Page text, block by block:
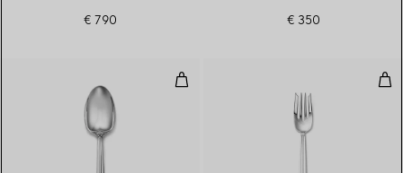
€ 790 € 350
Cucchiaio da dessert in argento